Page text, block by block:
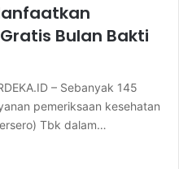
Bulan Bakti
– Sebanyak 145
pemeriksaan kesehatan
Tbk dalam…